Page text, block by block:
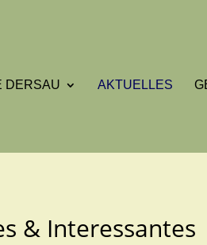
DERSAU AKTUELLES
& Interessantes